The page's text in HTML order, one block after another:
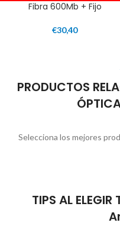
Fibra 600Mb + Fijo
€30,40
PRODUCTOS
Selecciona los mejores
TIPS AL ELEGIR